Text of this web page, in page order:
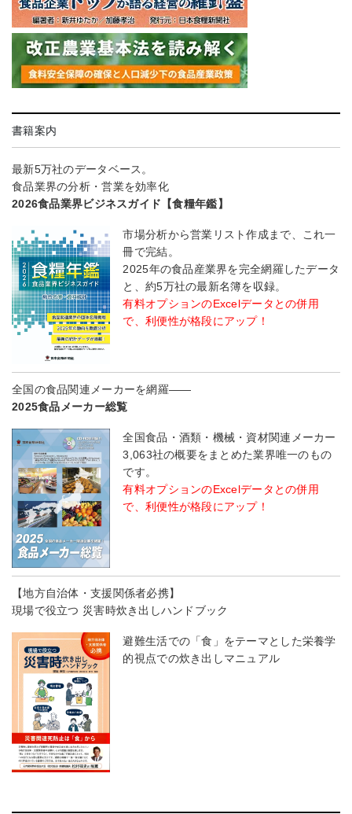
書籍案内
最新5万社のデータベース。
食品業界の分析・営業を効率化
2026食品業界ビジネスガイド【食糧年鑑】
市場分析から営業リスト作成まで、これ一
冊で完結。
2025年の食品産業界を完全網羅したデータ
と、約5万社の最新名簿を収録。
有料オプションのExcelデータとの併用
で、利便性が格段にアップ！
全国の食品関連メーカーを網羅――
2025食品メーカー総覧
全国食品・酒類・機械・資材関連メーカー
3,063社の概要をまとめた業界唯一のもの
です。
有料オプションのExcelデータとの併用
で、利便性が格段にアップ！
【地方自治体・支援関係者必携】
現場で役立つ 災害時炊き出しハンドブック
避難生活での「食」をテーマとした栄養学
的視点での炊き出しマニュアル